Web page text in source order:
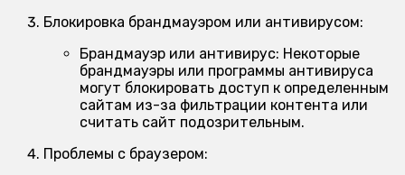
Блокировка брандмауэром или антивирусом:
Брандмауэр или антивирус: Некоторые
брандмауэры или программы антивируса
могут блокировать доступ к определенным
сайтам из-за фильтрации контента или
считать сайт подозрительным.
Проблемы с браузером: